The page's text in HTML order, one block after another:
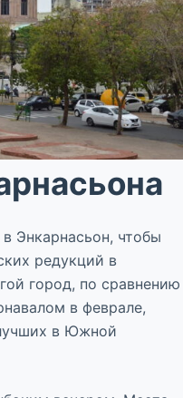
Энкарнасьон, чтобы
редукций в
город, по сравнению
в феврале,
в Южной